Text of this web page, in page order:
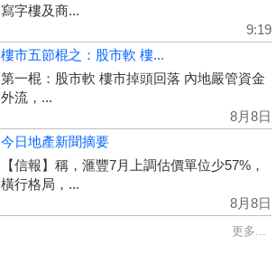
寫字樓及商...
9:19
樓市五節棍之：股市軟 樓...
第一棍：股市軟 樓市掉頭回落 內地嚴管資金
外流，...
8月8日
今日地產新聞摘要
【信報】稱，滙豐7月上調估價單位少57%，
橫行格局，...
8月8日
更多...